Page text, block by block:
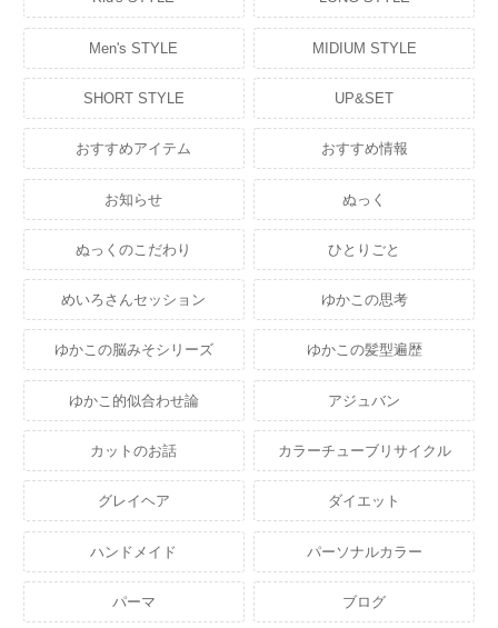
Men's STYLE MIDIUM STYLE
SHORT STYLE UP&SET
おすすめアイテム おすすめ情報
お知らせ ぬっく
ぬっくのこだわり ひとりごと
めいろさんセッション ゆかこの思考
ゆかこの脳みそシリーズ ゆかこの髪型遍歴
ゆかこ的似合わせ論 アジュバン
カットのお話 カラーチューブリサイクル
グレイヘア ダイエット
ハンドメイド パーソナルカラー
パーマ ブログ